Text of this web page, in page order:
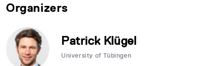
Organizers
Patrick Klügel
University of Tübingen